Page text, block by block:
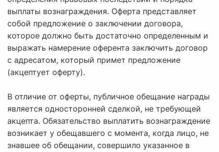
выплаты вознаграждения. Оферта представляет
собой предложение о заключении договора,
которое должно быть достаточно определенным и
выражать намерение оферента заключить договор
с адресатом, который примет предложение
(акцептует оферту).
В отличие от оферты, публичное обещание награды
является односторонней сделкой, не требующей
акцепта. Обязательство выплатить вознаграждение
возникает у обещавшего с момента, когда лицо, не
знавшее об обещании, совершило указанное в